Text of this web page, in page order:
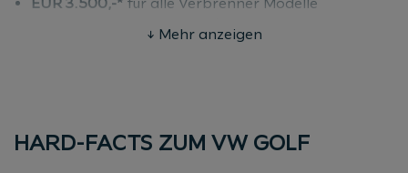
Mindest-Nettokredit 50 % vom Kaufpreis
↓ Mehr anzeigen
HARD-FACTS ZUM VW GOLF